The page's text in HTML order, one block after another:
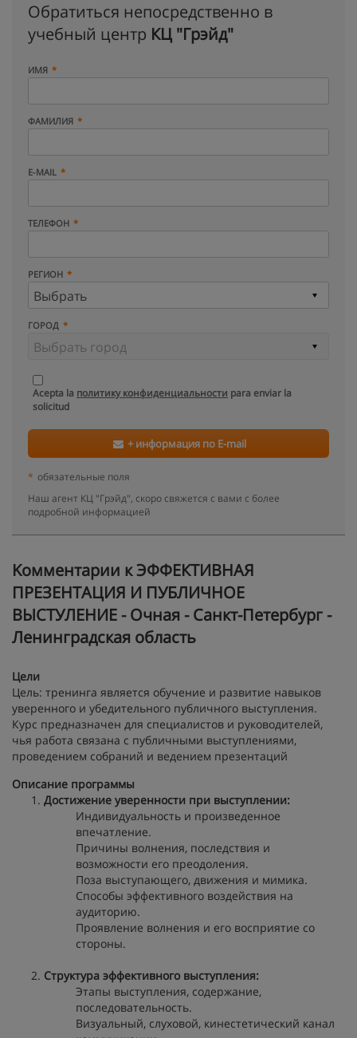
Обратиться непосредственно в
учебный центр КЦ "Грэйд"
ИМЯ
ФАМИЛИЯ
E-MAIL
ТЕЛЕФОН
РЕГИОН
ГОРОД
Acepta la политику конфиденциальности para enviar la
solicitud
+ информация по E-mail
* обязательные поля
Наш агент КЦ "Грэйд", скоро свяжется с вами с более
подробной информацией
Kомментарии к ЭФФЕКТИВНАЯ
ПРЕЗЕНТАЦИЯ И ПУБЛИЧНОЕ
ВЫСТУЛЕНИЕ - Очная - Санкт-Петербург -
Ленинградская область
Цели
Цель: тренинга является обучение и развитие навыков
уверенного и убедительного публичного выступления.
Курс предназначен для специалистов и руководителей,
чья работа связана с публичными выступлениями,
проведением собраний и ведением презентаций
Описание программы
Достижение уверенности при выступлении:
Индивидуальность и произведенное
впечатление.
Причины волнения, последствия и
возможности его преодоления.
Поза выступающего, движения и мимика.
Способы эффективного воздействия на
аудиторию.
Проявление волнения и его восприятие со
стороны.
Структура эффективного выступления:
Этапы выступления, содержание,
последовательность.
Визуальный, слуховой, кинестетический канал